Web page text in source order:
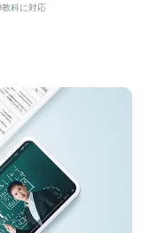
科に対応